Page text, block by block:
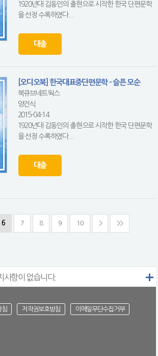
1920년대 김동인의 출현으로 시작한 한국 단편문학
을 선정 수록하였다....
대출
[오디오북] 한국대표중단편문학 - 슬픈 모순
북큐브네트웍스
양건식
2015-04-14
1920년대 김동인의 출현으로 시작한 한국 단편문학
을 선정 수록하였다....
대출
6 7 8 9 10 > >>
사항이 없습니다.
침 저작권보호방침 이메일무단수집거부